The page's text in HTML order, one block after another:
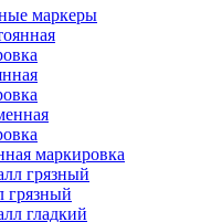
маркеры
маркировка
грязный